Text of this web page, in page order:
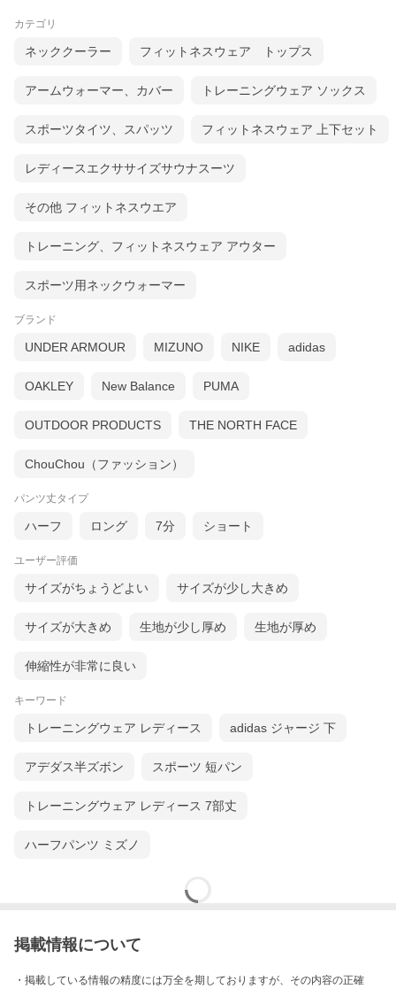
カテゴリ
ネッククーラー フィットネスウェア トップス
アームウォーマー、カバー トレーニングウェア ソックス
スポーツタイツ、スパッツ フィットネスウェア 上下セット
レディースエクササイズサウナスーツ
その他 フィットネスウエア
トレーニング、フィットネスウェア アウター
スポーツ用ネックウォーマー
ブランド
UNDER ARMOUR MIZUNO NIKE adidas
OAKLEY New Balance PUMA
OUTDOOR PRODUCTS THE NORTH FACE
ChouChou（ファッション）
パンツ丈タイプ
ハーフ ロング 7分 ショート
ユーザー評価
サイズがちょうどよい サイズが少し大きめ
サイズが大きめ 生地が少し厚め 生地が厚め
伸縮性が非常に良い
キーワード
トレーニングウェア レディース adidas ジャージ 下
アデダス半ズボン スポーツ 短パン
トレーニングウェア レディース 7部丈
ハーフパンツ ミズノ
掲載情報について
・掲載している情報の精度には万全を期しておりますが、その内容の正確